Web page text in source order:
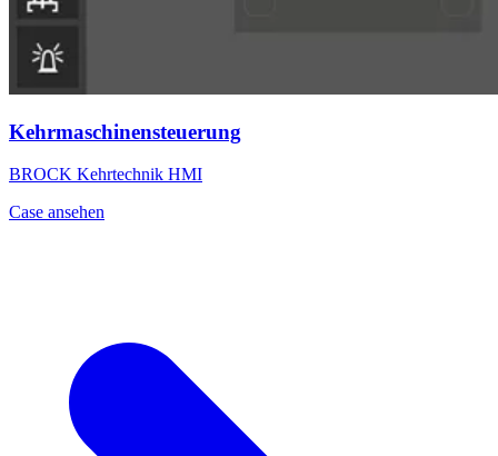
Kehrmaschinensteuerung
BROCK Kehrtechnik HMI
Case ansehen